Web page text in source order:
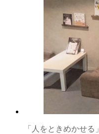
「人をときめかせ